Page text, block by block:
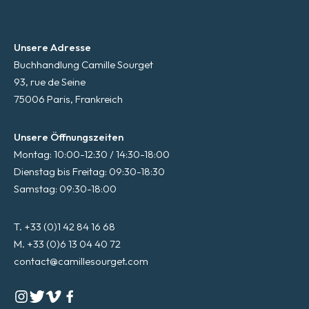
Unsere Adresse
Buchhandlung Camille Sourget
93, rue de Seine
75006 Paris, Frankreich
Unsere Öffnungszeiten
Montag: 10:00-12:30 / 14:30-18:00
Dienstag bis Freitag: 09:30-18:30
Samstag: 09:30-18:00
T. +33 (0)1 42 84 16 68
M. +33 (0)6 13 04 40 72
contact@camillesourget.com